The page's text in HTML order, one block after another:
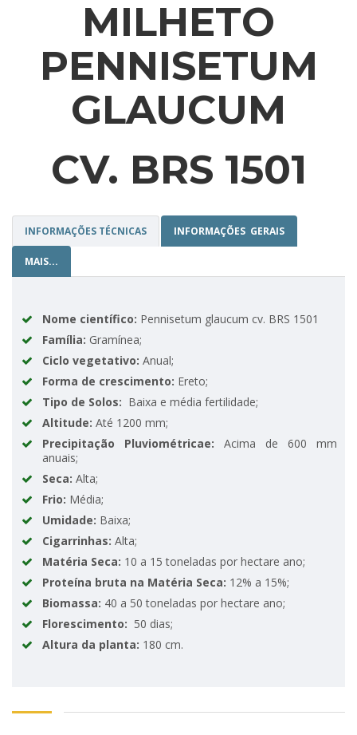
MILHETO
PENNISETUM
GLAUCUM
CV. BRS 1501
INFORMAÇÕES TÉCNICAS INFORMAÇÕES GERAIS
MAIS...
Nome científico: Pennisetum glaucum cv. BRS 1501
Família: Gramínea;
Ciclo vegetativo: Anual;
Forma de crescimento: Ereto;
Tipo de Solos: Baixa e média fertilidade;
Altitude: Até 1200 mm;
Precipitação Pluviométricae: Acima de 600 mm
anuais;
Seca: Alta;
Frio: Média;
Umidade: Baixa;
Cigarrinhas: Alta;
Matéria Seca: 10 a 15 toneladas por hectare ano;
Proteína bruta na Matéria Seca: 12% a 15%;
Biomassa: 40 a 50 toneladas por hectare ano;
Florescimento: 50 dias;
Altura da planta: 180 cm.